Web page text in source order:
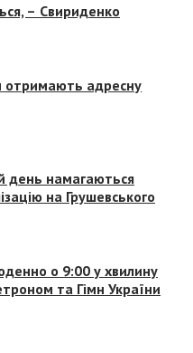
– Свириденко
отримають адресну
день намагаються
на Грушевського
о 9:00 у хвилину
та Гімн України